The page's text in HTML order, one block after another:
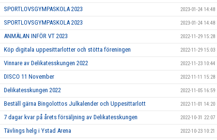
SPORTLOVSGYMPASKOLA 2023 2023-01-24 14:48
SPORTLOVSGYMPASKOLA 2023 2023-01-24 14:48
ANMÄLAN INFÖR VT 2023 2022-11-29 15:28
Köp digitala uppesittarlotter och stötta föreningen 2022-11-29 15:03
Vinnare av Delikatesskungen 2022 2022-11-23 10:44
DISCO 11 November 2022-11-11 15:28
Delikatesskungen 2022 2022-11-05 16:59
Beställ gärna Bingolottos Julkalender och Uppesittarlott 2022-11-01 14:20
7 dagar kvar på årets försäljning av Delikatesskungen 2022-10-31 22:07
Tävlings helg i Ystad Arena 2022-10-23 10:21